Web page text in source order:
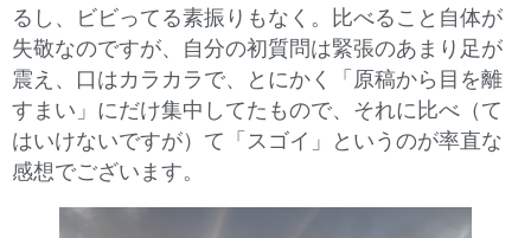
るし、ビビってる素振りもなく。比べること自体が
失敬なのですが、自分の初質問は緊張のあまり足が
震え、口はカラカラで、とにかく「原稿から目を離
すまい」にだけ集中してたもので、それに比べ（て
はいけないですが）て「スゴイ」というのが率直な
感想でございます。